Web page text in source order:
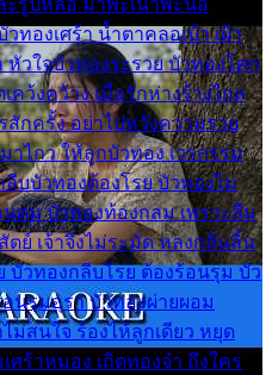
วทองเศร้า น้ำตาคลอเบ้า เฝ้า
วใจบัวทองระรวย บัวทองโศก
คว้งคว้าง เมื่อรักห่างร้างไกล
กครั้ง อย่าไปหวังความรวย
าไกว ให้ลูกบัวทอง เวรกรรม
บบัวทองต้องโรย บัวทองไม่
ตม บัวทองท้องกลม เพราะลืม
ย์ เจ้าจึงไม่ระมัด หลงกลิ่นลิ้น
บัวทองกลีบโรย ต้องร้อนรุม บัว
นรุมอุรา บัวทองผ่ายผอม
ม่สนใจ ร้องไห้ลูกเดียว หยุด
ศร้าหมอง เถิดทองจ๋า ถึงใคร